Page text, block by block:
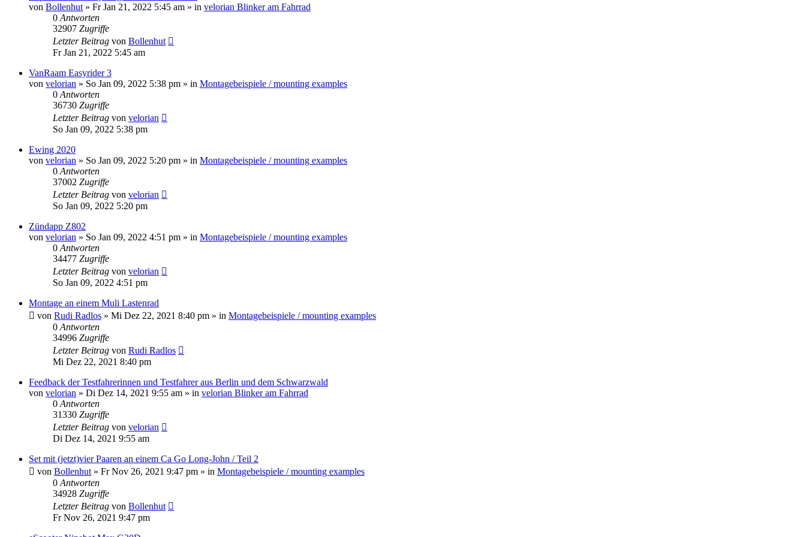
von Bollenhut» Fr Jan 21, 2022 5:45 am » in velorian Blinker am Fahrrad
0Antworten
32907 Zugriffe
Letzter Beitrag von Bollenhut
Fr Jan 21, 2022 5:45 am
VanRaam Easyrider 3
von velorian » So Jan 09, 2022 5:38 pm » in Montagebeispiele / mounting examples
0Antworten
36730 Zugriffe
Letzter Beitrag von velorian
So Jan 09, 2022 5:38 pm
Ewing 2020
von velorian » So Jan 09, 2022 5:20 pm » in Montagebeispiele / mounting examples
0Antworten
37002 Zugriffe
Letzter Beitrag von velorian
So Jan 09, 2022 5:20 pm
Zündapp Z802
von velorian » So Jan 09, 2022 4:51 pm » in Montagebeispiele / mounting examples
0Antworten
34477 Zugriffe
Letzter Beitrag von velorian
So Jan 09, 2022 4:51 pm
Montage an einem Muli Lastenrad
von Rudi Radlos » Mi Dez 22, 2021 8:40 pm » in Montagebeispiele / mounting examples
0Antworten
34996 Zugriffe
Letzter Beitrag von Rudi Radlos
Mi Dez 22, 2021 8:40 pm
Feedback der Testfahrerinnen und Testfahrer aus Berlin und dem Schwarzwald
von velorian » Di Dez 14, 2021 9:55 am » in velorian Blinker am Fahrrad
0Antworten
31330 Zugriffe
Letzter Beitrag von velorian
Di Dez 14, 2021 9:55 am
Set mit (jetzt)vier Paaren an einem Ca Go Long-John / Teil 2
von Bollenhut» Fr Nov 26, 2021 9:47 pm » in Montagebeispiele / mounting examples
0Antworten
34928 Zugriffe
Letzter Beitrag von Bollenhut
Fr Nov 26, 2021 9:47 pm